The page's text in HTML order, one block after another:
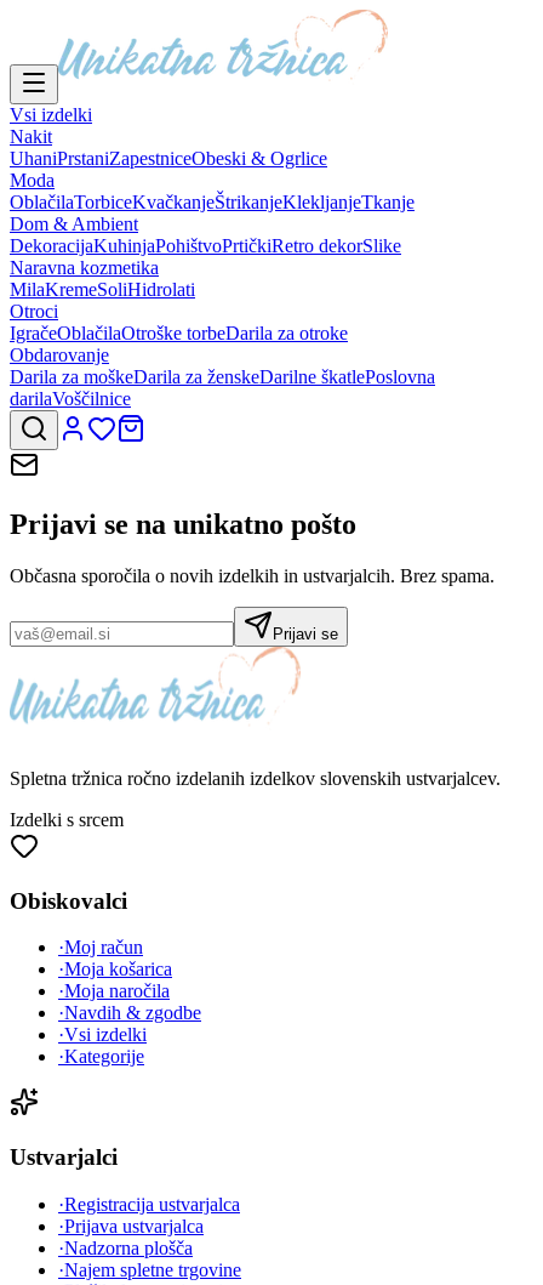
Vsi izdelki
Nakit
UhaniPrstaniZapestniceObeski & Ogrlice
Moda
OblačilaTorbiceKvačkanjeŠtrikanjeKlekljanjeTkanje
Dom & Ambient
DekoracijaKuhinjaPohištvoPrtičkiRetro dekorSlike
Naravna kozmetika
MilaKremeSoliHidrolati
Otroci
IgračeOblačilaOtroške torbeDarila za otroke
Obdarovanje
Darila za moškeDarila za ženskeDarilne škatlePoslovna
darilaVoščilnice
Prijavi se na unikatno pošto
Občasna sporočila o novih izdelkih in ustvarjalcih. Brez spama.
Prijavi se
Spletna tržnica ročno izdelanih izdelkov slovenskih ustvarjalcev.
Izdelki s srcem
Obiskovalci
·Moj račun
·Moja košarica
·Moja naročila
·Navdih & zgodbe
·Vsi izdelki
·Kategorije
Ustvarjalci
·Registracija ustvarjalca
·Prijava ustvarjalca
·Nadzorna plošča
·Najem spletne trgovine